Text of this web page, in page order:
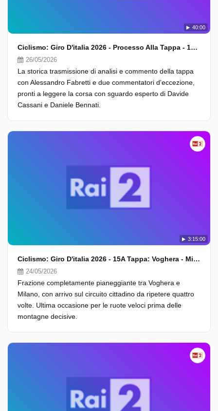
40:00
Ciclismo: Giro D'italia 2026 - Processo Alla Tappa - 16A Tappa
26/05/2026
La storica trasmissione di analisi e commento della tappa
con Alessandro Fabretti e due commentatori d'eccezione,
pronti a leggere la corsa con sguardo esperto di Davide
Cassani e Daniele Bennati.
3:15:00
Ciclismo: Giro D'italia 2026 - 15A Tappa: Voghera - Milano (Fasi Finali)
24/05/2026
Frazione completamente pianeggiante tra Voghera e
Milano, con arrivo sul circuito cittadino da ripetere quattro
volte. Ultima occasione per le ruote veloci prima delle
montagne decisive.